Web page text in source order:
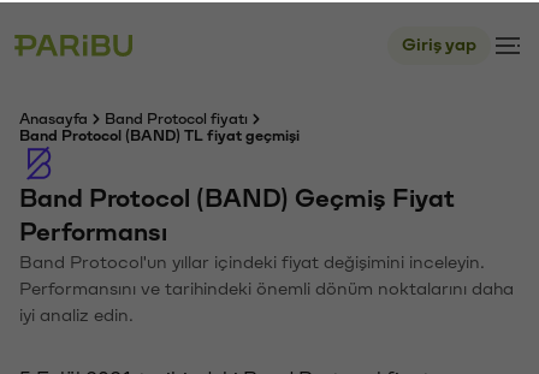
Giriş yap
Anasayfa
Band Protocol fiyatı
Band Protocol (BAND) TL fiyat geçmişi
Band Protocol (BAND) Geçmiş Fiyat
Performansı
Band Protocol'un yıllar içindeki fiyat değişimini inceleyin.
Performansını ve tarihindeki önemli dönüm noktalarını daha
iyi analiz edin.